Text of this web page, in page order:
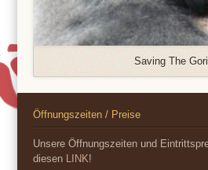
Saving The
Öffnungszeiten / Preise
Unsere Öffnungszeiten und
diesen LINK!